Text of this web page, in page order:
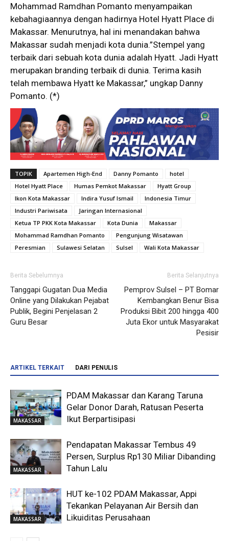
Mohammad Ramdhan Pomanto menyampaikan
kebahagiaannya dengan hadirnya Hotel Hyatt Place di
Makassar. Menurutnya, hal ini menandakan bahwa
Makassar sudah menjadi kota dunia.”Stempel yang
terbaik dari sebuah kota dunia adalah Hyatt. Jadi Hyatt
merupakan branding terbaik di dunia. Terima kasih
telah membawa Hyatt ke Makassar,” ungkap Danny
Pomanto. (*)
TOPIK Apartemen High-End Danny Pomanto
hotel
Hotel Hyatt Place
Humas Pemkot Makassar
Hyatt Group
Ikon Kota Makassar
Indira Yusuf Ismail
Indonesia Timur
Industri Pariwisata
Jaringan Internasional
Ketua TP PKK Kota Makassar
Kota Dunia
Makassar
Mohammad Ramdhan Pomanto
Pengunjung Wisatawan
Peresmian
Sulawesi Selatan Sulsel Wali Kota Makassar
Berita Sebelumnya
Tanggapi Gugatan Dua Media
Online yang Dilakukan Pejabat
Publik, Begini Penjelasan 2
Guru Besar
Berita Selanjutnya
Pemprov Sulsel – PT Bomar
Kembangkan Benur Bisa
Produksi Bibit 200 hingga 400
Juta Ekor untuk Masyarakat
Pesisir
ARTIKEL TERKAIT DARI PENULIS
MAKASSAR
PDAM Makassar dan Karang Taruna
Gelar Donor Darah, Ratusan Peserta
Ikut Berpartisipasi
MAKASSAR
Pendapatan Makassar Tembus 49
Persen, Surplus Rp130 Miliar Dibanding
Tahun Lalu
MAKASSAR
HUT ke-102 PDAM Makassar, Appi
Tekankan Pelayanan Air Bersih dan
Likuiditas Perusahaan